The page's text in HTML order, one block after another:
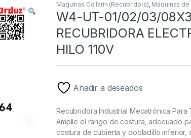
Maquinas Collarín (Recubridora), Máquinas
W4-UT-01/02/03/
RECUBRIDORA
HILO 110V
Añadir a deseados
Recubridora Industrial Mecatrónica Para
Amplíe el rango de costura, adecuado
costura de cubierta y dobladillo